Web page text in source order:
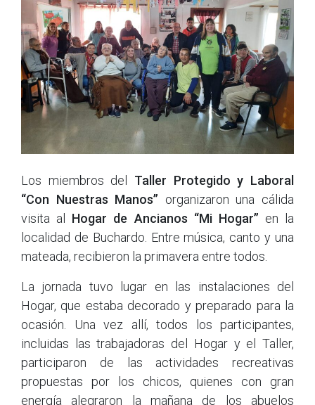
Los miembros del Taller Protegido y Laboral
“Con Nuestras Manos” organizaron una cálida
visita al
Hogar de Ancianos “Mi Hogar” en la
localidad de Buchardo. Entre música, canto y una
mateada, recibieron la primavera entre todos.
La jornada tuvo lugar en las instalaciones del
Hogar, que estaba decorado y preparado para la
ocasión. Una vez allí, todos los participantes,
incluidas las trabajadoras del Hogar y el Taller,
participaron de las actividades recreativas
propuestas por los chicos, quienes con gran
energía alegraron la mañana de los abuelos